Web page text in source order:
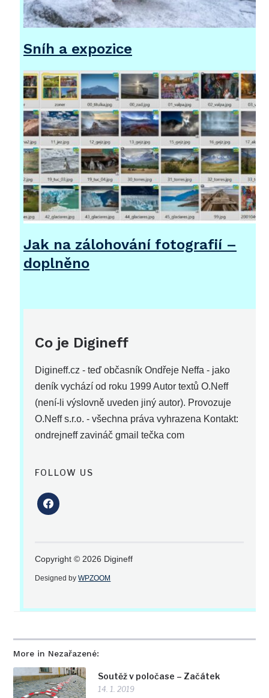
More in Nezařazené:
Soutěž v poločase – Začátek
14. 1. 2019
Sníh a expozice
Jak na zálohování fotografií –
doplněno
Co je Digineff
Digineff.cz - teď občasník Ondřeje Neffa - jako
deník vychází od roku 1999 Autor textů O.Neff
(není-li výslovně uveden jiný autor). Provozuje
O.Neff s.r.o. - všechna práva vyhrazena Kontakt:
ondrejneff zavináč gmail tečka com
FOLLOW US
facebook
Copyright © 2026 Digineff
Designed byWPZOOM